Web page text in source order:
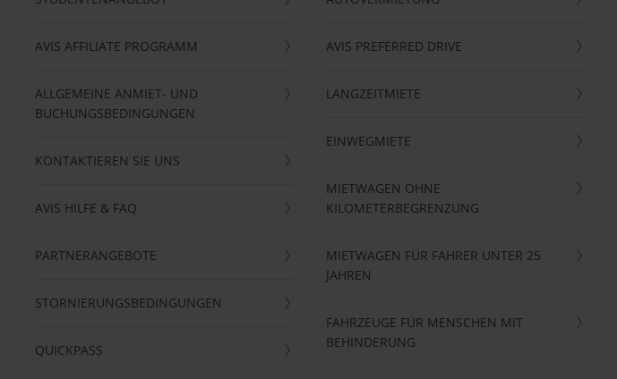
AVIS AFFILIATE PROGRAMM
ALLGEMEINE ANMIET- UND
BUCHUNGSBEDINGUNGEN
KONTAKTIEREN SIE UNS
AVIS HILFE & FAQ
PARTNERANGEBOTE
STORNIERUNGSBEDINGUNGEN
QUICKPASS
AVIS PREFERRED DRIVE
LANGZEITMIETE
EINWEGMIETE
MIETWAGEN OHNE
KILOMETERBEGRENZUNG
MIETWAGEN FÜR FAHRER UNTER 25
JAHREN
FAHRZEUGE FÜR MENSCHEN MIT
BEHINDERUNG